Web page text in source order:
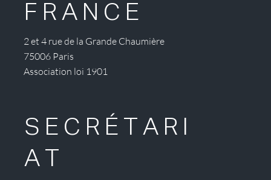
FRANCE
2 et 4 rue de la Grande Chaumière
75006 Paris
Association loi 1901
SECRÉTARI
AT